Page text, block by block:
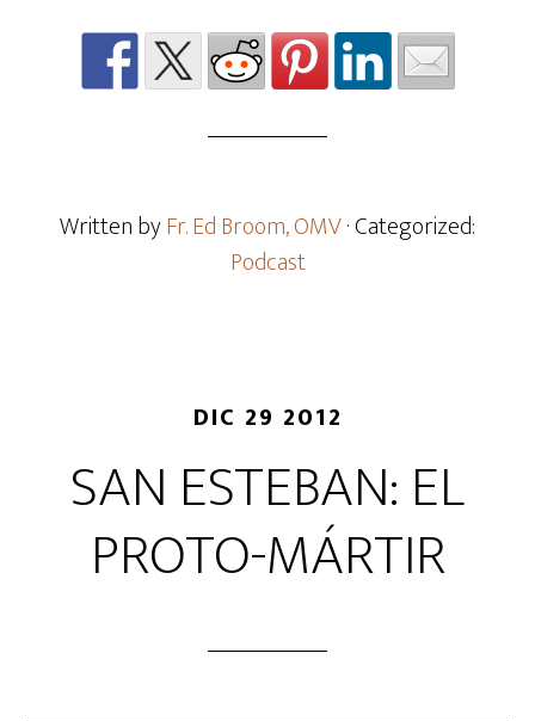
Written byFr. Ed Broom, OMV· Categorized:
Podcast
DIC 29 2012
SAN ESTEBAN: EL
PROTO-MÁRTIR